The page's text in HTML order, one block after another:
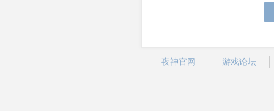
夜神官网 游戏论坛